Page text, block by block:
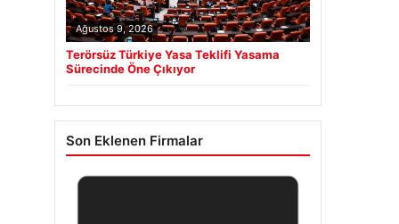
Ağustos 9, 2026
Terörsüz Türkiye Yasa Teklifi Yasama
Sürecinde Öne Çıkıyor
Son Eklenen Firmalar